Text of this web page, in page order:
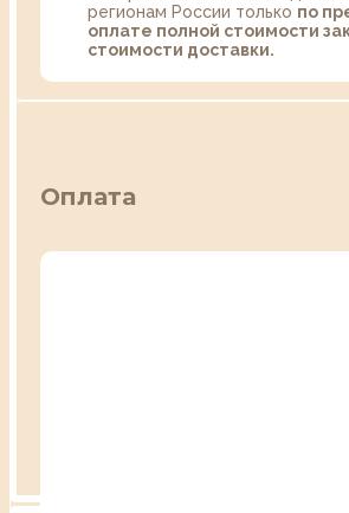
регионам России только по
оплате полной стоимости
стоимости доставки.
Оплата